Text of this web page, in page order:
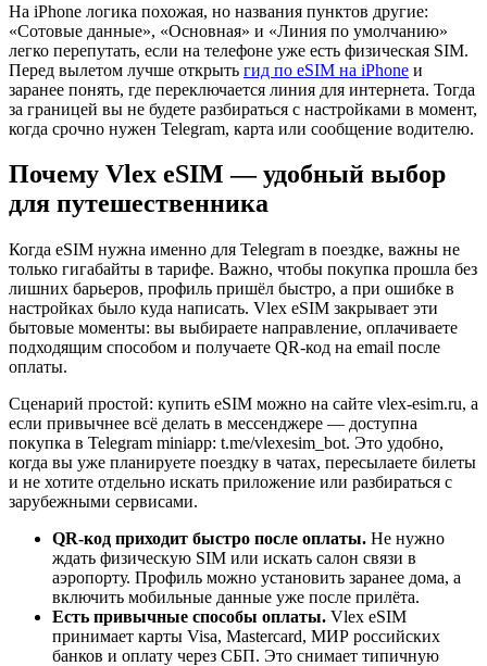
На iPhone логика похожая, но названия пунктов другие:
«Сотовые данные», «Основная» и «Линия по умолчанию»
легко перепутать, если на телефоне уже есть физическая SIM.
Перед вылетом лучше открыть гид по eSIM на iPhone и
заранее понять, где переключается линия для интернета. Тогда
за границей вы не будете разбираться с настройками в момент,
когда срочно нужен Telegram, карта или сообщение водителю.
Почему Vlex eSIM — удобный выбор
для путешественника
Когда eSIM нужна именно для Telegram в поездке, важны не
только гигабайты в тарифе. Важно, чтобы покупка прошла без
лишних барьеров, профиль пришёл быстро, а при ошибке в
настройках было куда написать. Vlex eSIM закрывает эти
бытовые моменты: вы выбираете направление, оплачиваете
подходящим способом и получаете QR-код на email после
оплаты.
Сценарий простой: купить eSIM можно на сайте vlex-esim.ru, а
если привычнее всё делать в мессенджере — доступна
покупка в Telegram miniapp: t.me/vlexesim_bot. Это удобно,
когда вы уже планируете поездку в чатах, пересылаете билеты
и не хотите отдельно искать приложение или разбираться с
зарубежными сервисами.
QR-код приходит быстро после оплаты. Не нужно
ждать физическую SIM или искать салон связи в
аэропорту. Профиль можно установить заранее дома, а
включить мобильные данные уже после прилёта.
Есть привычные способы оплаты. Vlex eSIM
принимает карты Visa, Mastercard, МИР российских
банков и оплату через СБП. Это снимает типичную